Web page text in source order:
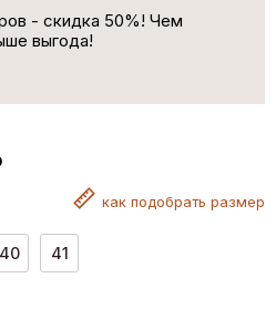
- скидка 50%! Чем
выгода!
как подобрать размер
40 41